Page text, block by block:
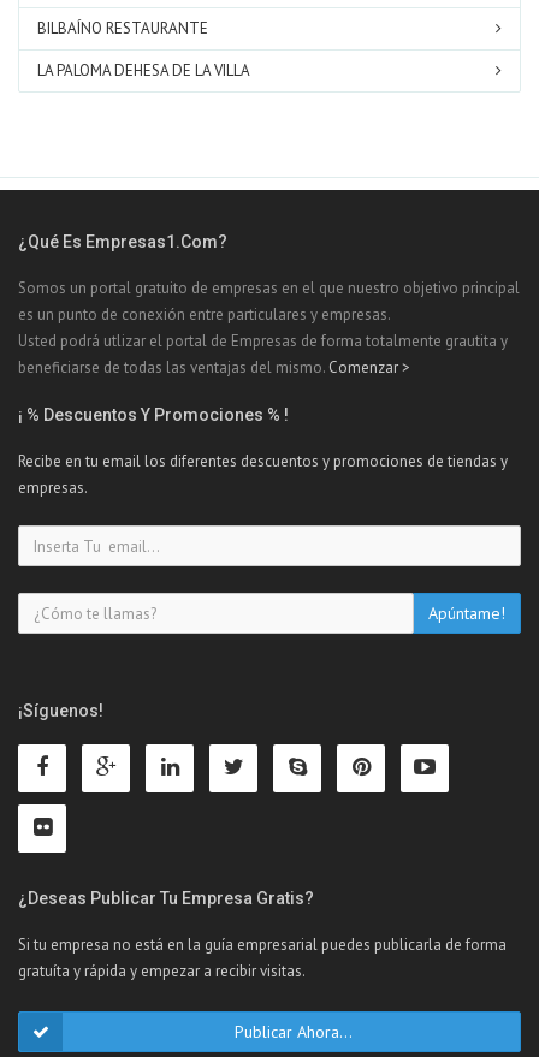
BILBAÍNO RESTAURANTE
LA PALOMA DEHESA DE LA VILLA
¿Qué Es Empresas1.com?
Somos un portal gratuito de empresas en el que nuestro objetivo principal
es un punto de conexión entre particulares y empresas.
Usted podrá utlizar el portal de Empresas de forma totalmente grautita y
beneficiarse de todas las ventajas del mismo. Comenzar >
¡ % Descuentos Y Promociones % !
Recibe en tu email los diferentes descuentos y promociones de tiendas y
empresas.
¡Síguenos!
¿Deseas Publicar Tu Empresa Gratis?
Si tu empresa no está en la guía empresarial puedes publicarla de forma
gratuíta y rápida y empezar a recibir visitas.
Publicar Ahora...